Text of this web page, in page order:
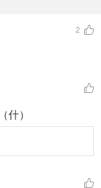
2
什）